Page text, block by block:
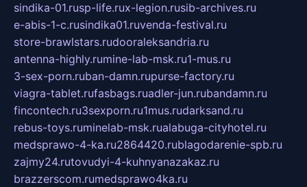
sindika-01.rusp-life.rux-legion.rusib-archives.ru
e-abis-1-c.rusindika01.ruvenda-festival.ru
store-brawlstars.rudooraleksandria.ru
antenna-highly.rumine-lab-msk.ru1-mus.ru
3-sex-porn.ruban-damn.rupurse-factory.ru
viagra-tablet.rufasbags.ruadler-jun.rubandamn.ru
fincontech.ru3sexporn.ru1mus.rudarksand.ru
rebus-toys.ruminelab-msk.rualabuga-cityhotel.ru
medsprawo-4-ka.ru2864420.rublagodarenie-spb.ru
zajmy24.rutovudyi-4-kuhnyanazakaz.ru
brazzerscom.rumedsprawo4ka.ru